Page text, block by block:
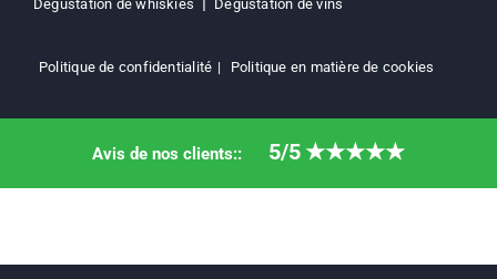
Dégustation de whiskies
Dégustation de vins
Politique de confidentialité Politique en matière de cookies
Avis de nos clients:: 5/5 ★★★★★